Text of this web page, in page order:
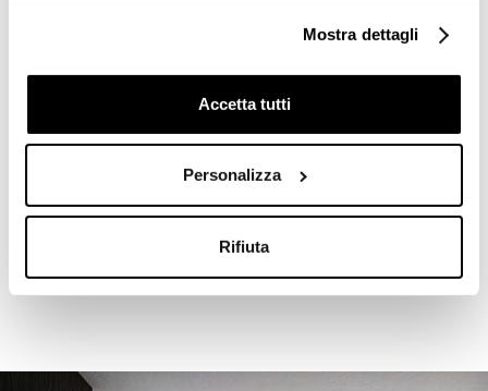
Mostra dettagli
Accetta tutti
Personalizza
Rifiuta